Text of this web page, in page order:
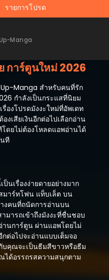
รายการโปรด
Manga
การ์ตูนใหม่ 2026
Manga สำหรับคนที่รัก
กำลังเป็นกระแสที่นิยม
รื่องโปรดมังงะใหม่ที่อัพเดท
งเสียเงินอีกต่อไปเลือกอ่าน
ดยไม่ต้องโหลดแอพอ่านได้
ที
นเรื่องง่ายดายอย่างมาก
มาร์ทโฟน แท็บเล็ต บน
งคนที่ถนัดการอ่านบน
มารถเข้าถึงมังงะที่ชื่นชอบ
านการ์ตูน ผ่านแอพโดยไม่
ต่อไปจะอ่านแบบเต็มจอ
บคุณจะเป็นธีมสีขาวหรือธีม
ได้อรรถรสความสนุกตาม